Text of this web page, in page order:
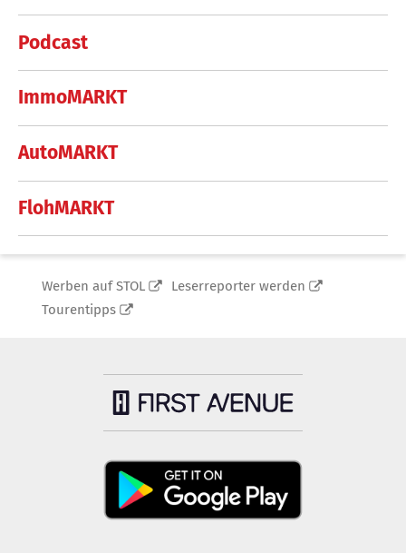
Podcast
ImmoMARKT
AutoMARKT
FlohMARKT
Werben auf STOL
Leserreporter werden
Tourentipps